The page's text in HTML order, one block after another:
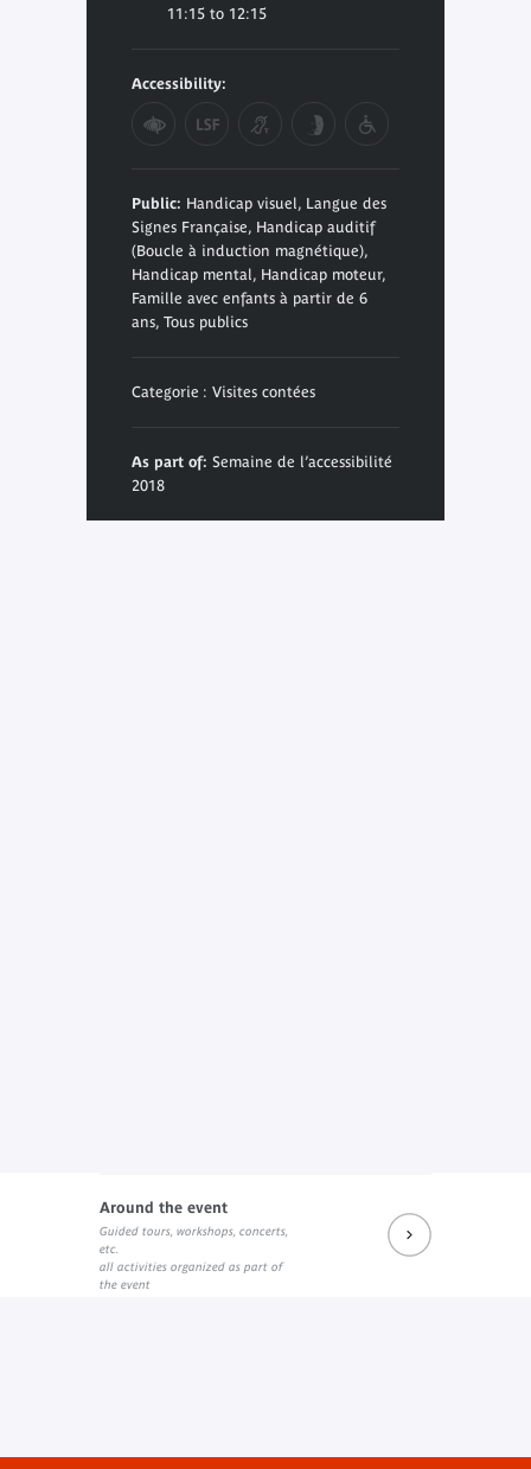
11:15 to 12:15
Accessibility:
Public: Handicap visuel, Langue des
Signes Française, Handicap auditif
(Boucle à induction magnétique),
Handicap mental, Handicap moteur,
Famille avec enfants à partir de 6
ans, Tous publics
Categorie : Visites contées
As part of: Semaine de l’accessibilité
2018
Around the event
Guided tours, workshops, concerts,
etc.
all activities organized as part of
the event